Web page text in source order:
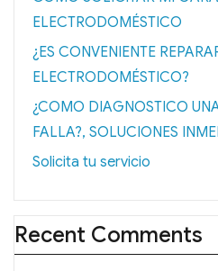
ELECTRODOMÉSTICO
¿ES CONVENIENTE
ELECTRODOMÉSTICO?
¿COMO DIAGNOSTICO
FALLA?, SOLUCIONES
Solicita tu servicio
Recent Comments